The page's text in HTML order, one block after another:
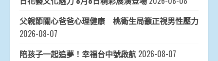
父親節關心爸爸心理健康 桃衛生局籲正視男性壓力
2026-08-07
陪孩子一起追夢！幸福台中號啟航 2026-08-07